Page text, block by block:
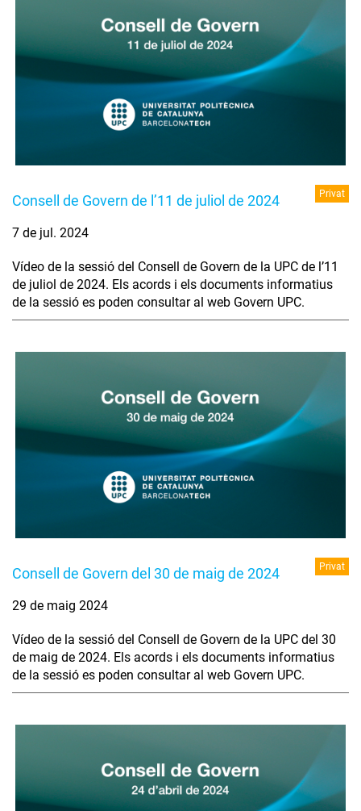
Consell de Govern de l’11 de juliol de 2024 Privat
7 de jul. 2024
Vídeo de la sessió del Consell de Govern de la UPC de l’11
de juliol de 2024. Els acords i els documents informatius
de la sessió es poden consultar al web Govern UPC.
Consell de Govern del 30 de maig de 2024 Privat
29 de maig 2024
Vídeo de la sessió del Consell de Govern de la UPC del 30
de maig de 2024. Els acords i els documents informatius
de la sessió es poden consultar al web Govern UPC.